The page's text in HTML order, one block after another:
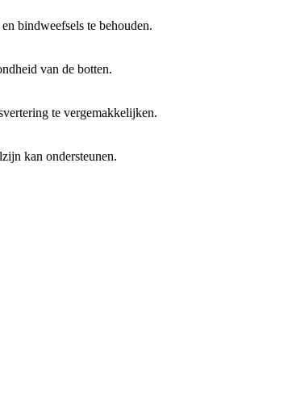
bindweefsels te behouden.
van de botten.
te vergemakkelijken.
kan ondersteunen.